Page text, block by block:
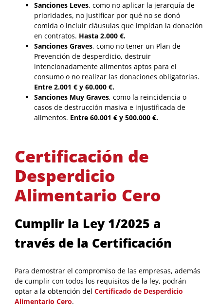
Sanciones Leves, como no aplicar la jerarquía de
prioridades, no justificar por qué no se donó
comida o incluir cláusulas que impidan la donación
en contratos. Hasta 2.000 €.
Sanciones Graves, como no tener un Plan de
Prevención de desperdicio, destruir
intencionadamente alimentos aptos para el
consumo o no realizar las donaciones obligatorias.
Entre 2.001 € y 60.000 €.
Sanciones Muy Graves, como la reincidencia o
casos de destrucción masiva e injustificada de
alimentos. Entre 60.001 € y 500.000 €.
Certificación de
Desperdicio
Alimentario Cero
Cumplir la Ley 1/2025 a
través de la Certificación
Para demostrar el compromiso de las empresas, además
de cumplir con todos los requisitos de la ley, podrán
optar a la obtención del Certificado de Desperdicio
Alimentario Cero.